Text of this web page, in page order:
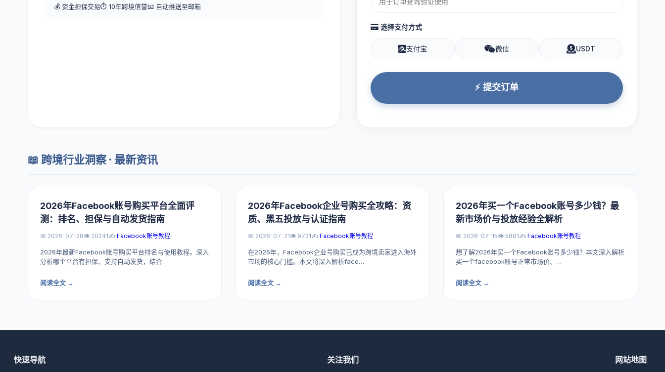
💰 资金担保交易⏱️ 10年跨境信誉📧 自动推送至邮箱
选择支付方式
支付宝 微信 USDT
⚡ 提交订单
📖 跨境行业洞察 · 最新资讯
2026年Facebook账号购买平台全面评
测：排名、担保与自动发货指南
📅 2026-07-28👁️ 20241✍️ Facebook账号教程
2026年最新Facebook账号购买平台排名与使用教程。深入
分析哪个平台有担保、支持自动发货，结合…
阅读全文 →
2026年Facebook企业号购买全攻略：资
质、黑五投放与认证指南
📅 2026-07-21👁️ 9721✍️ Facebook账号教程
在2026年，Facebook企业号购买已成为跨境卖家进入海外
市场的核心门槛。本文将深入解析face…
阅读全文 →
2026年买一个Facebook账号多少钱？最
新市场价与投放经验全解析
📅 2026-07-15👁️ 5881✍️ Facebook账号教程
想了解2026年买一个Facebook账号多少钱？本文深入解析
买一个facebook账号正常市场价、…
阅读全文 →
快速导航 关注我们 网站地图